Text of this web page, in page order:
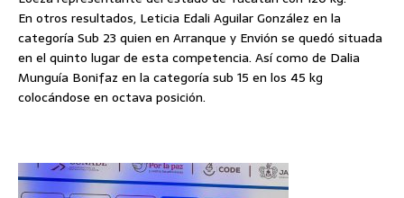
En otros resultados, Leticia Edali Aguilar González en la
categoría Sub 23 quien en Arranque y Envión se quedó situada
en el quinto lugar de esta competencia. Así como de Dalia
Munguía Bonifaz en la categoría sub 15 en los 45 kg
colocándose en octava posición.